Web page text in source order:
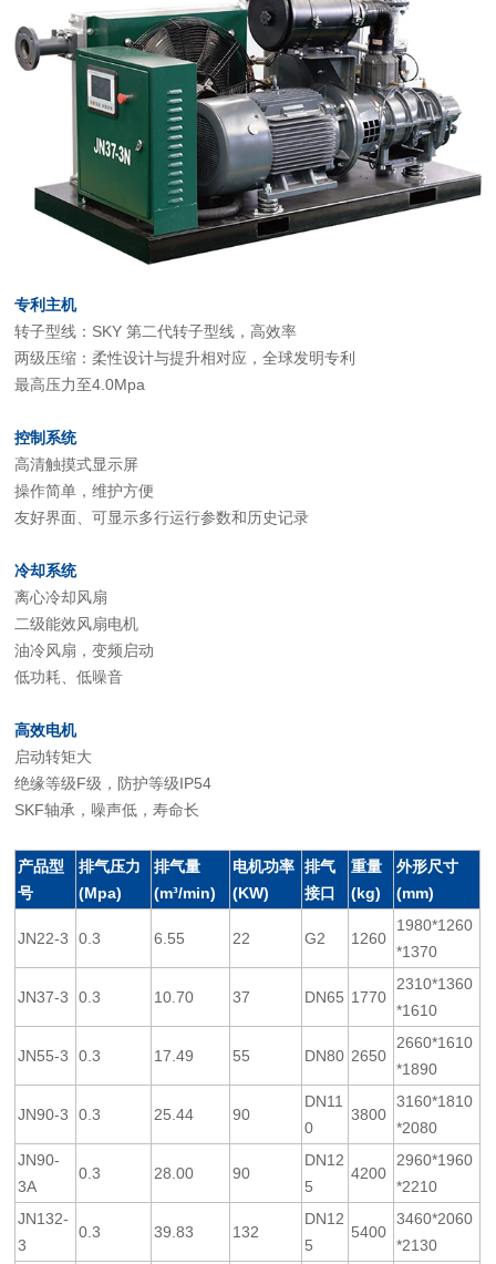
专利主机
转子型线：SKY 第二代转子型线，高效率
两级压缩：柔性设计与提升相对应，全球发明专利
最高压力至4.0Mpa
控制系统
高清触摸式显示屏
操作简单，维护方便
友好界面、可显示多行运行参数和历史记录
冷却系统
离心冷却风扇
二级能效风扇电机
油冷风扇，变频启动
低功耗、低噪音
高效电机
启动转矩大
绝缘等级F级，防护等级IP54
SKF轴承，噪声低，寿命长
产品型
号
排气压力
(Mpa)
排气量
(m³/min)
电机功率
(KW)
排气
接口
重量
(kg)
外形尺寸
(mm)
JN22-3 0.3 6.55 22 G2 1260
1980*1260
*1370
JN37-3 0.3 10.70 37 DN65 1770
2310*1360
*1610
JN55-3 0.3 17.49 55 DN80 2650
2660*1610
*1890
JN90-3 0.3 25.44 90
DN11
0
3800
3160*1810
*2080
JN90-
3A
0.3 28.00 90
DN12
5
4200
2960*1960
*2210
JN132-
3
0.3 39.83 132
DN12
5
5400
3460*2060
*2130